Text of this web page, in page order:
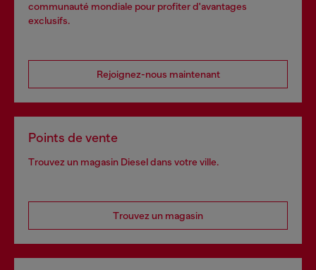
communauté mondiale pour profiter d'avantages
exclusifs.
Rejoignez-nous maintenant
Points de vente
Trouvez un magasin Diesel dans votre ville.
Trouvez un magasin